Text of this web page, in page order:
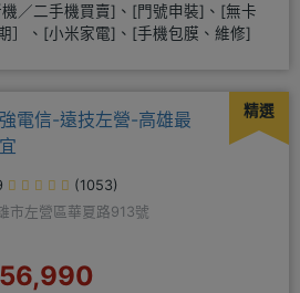
／二手機買賣]、[門號申裝]、[無卡
］、[小米家電]、[手機包膜、維修]
精選
電信-遠技左營-高雄最
(1053)
市左營區華夏路913號